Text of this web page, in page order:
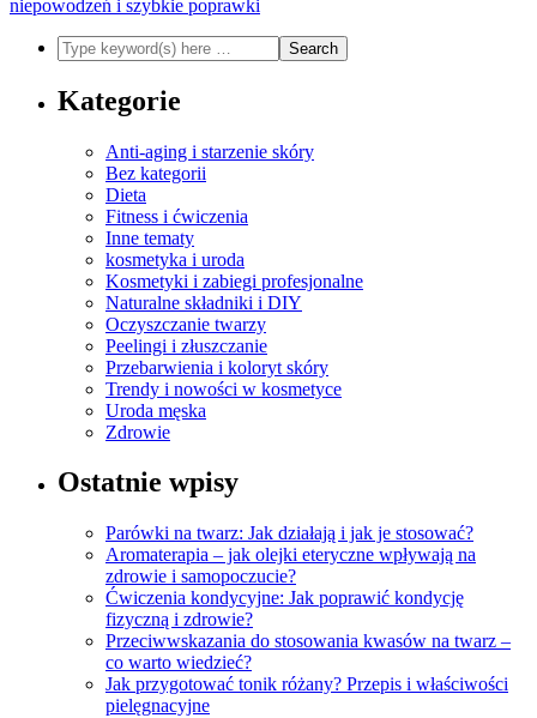
niepowodzeń i szybkie poprawki
Kategorie
Anti-aging i starzenie skóry
Bez kategorii
Dieta
Fitness i ćwiczenia
Inne tematy
kosmetyka i uroda
Kosmetyki i zabiegi profesjonalne
Naturalne składniki i DIY
Oczyszczanie twarzy
Peelingi i złuszczanie
Przebarwienia i koloryt skóry
Trendy i nowości w kosmetyce
Uroda męska
Zdrowie
Ostatnie wpisy
Parówki na twarz: Jak działają i jak je stosować?
Aromaterapia – jak olejki eteryczne wpływają na
zdrowie i samopoczucie?
Ćwiczenia kondycyjne: Jak poprawić kondycję
fizyczną i zdrowie?
Przeciwwskazania do stosowania kwasów na twarz –
co warto wiedzieć?
Jak przygotować tonik różany? Przepis i właściwości
pielęgnacyjne